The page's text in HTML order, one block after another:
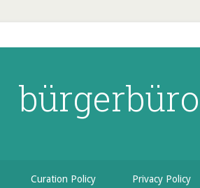
Curation Policy Privacy Policy